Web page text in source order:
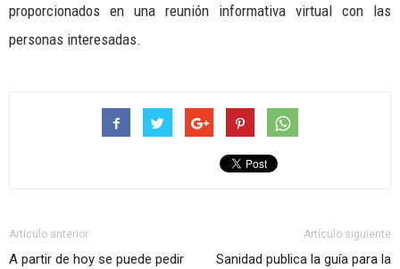
proporcionados en una reunión informativa virtual con las
personas interesadas.
Artículo anterior
A partir de hoy se puede pedir
Artículo siguiente
Sanidad publica la guía para la